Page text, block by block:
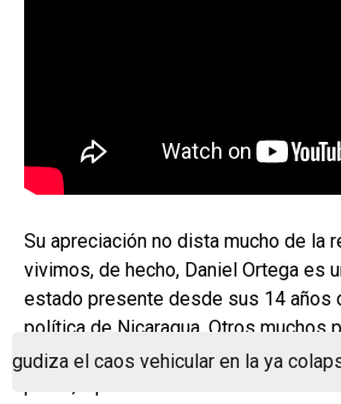
vehicular en la ya colapsada
Su apreciación no dista mucho de la
vivimos, de hecho, Daniel Ortega es
estado presente desde sus 14 años
política de Nicaragua. Otros muchos
conflictivos también tienen décadas